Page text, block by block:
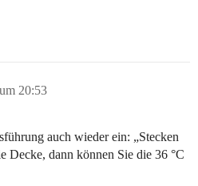
20:53
auch wieder ein: „Stecken
Decke, dann können Sie die 36 °C